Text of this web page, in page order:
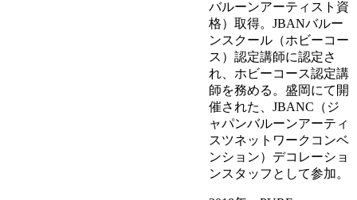
バルーンアーティスト資
格）取得。JBANバルー
ンスクール（ホビーコー
ス）認定講師に認定さ
れ、ホビーコース認定講
師を務める。盛岡にて開
催された、JBANC（ジ
ャパンバルーンアーティ
スツネットワークコンベ
ンション）デコレーショ
ンスタッフとして参加。